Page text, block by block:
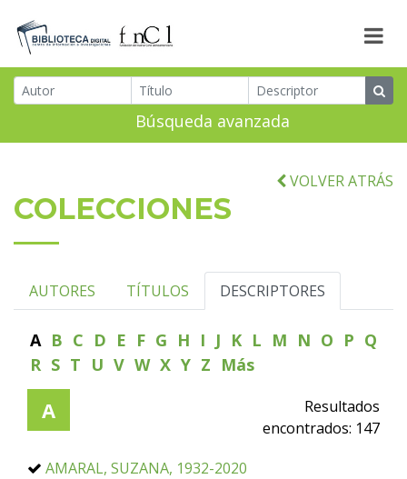
Búsqueda avanzada
VOLVER ATRÁS
COLECCIONES
AUTORES TÍTULOS DESCRIPTORES
A B C D E F G H I J K L M N O P Q
R S T U V W X Y Z Más
A
Resultados
encontrados: 147
AMARAL, SUZANA, 1932-2020